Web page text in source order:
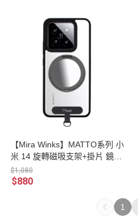
【Mira Winks】MATTO系列 小
米 14 旋轉磁吸支架+掛片 鏡面
版保護殼
$1,080
$880
1